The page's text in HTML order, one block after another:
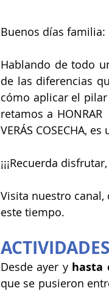
Buenos días familia:
Hablando de todo
de las diferencias
cómo aplicar el pilar
retamos a
VERÁS COSECHA,
¡¡¡Recuerda
Visita nuestro
este tiempo.
Desde ayer y hasta
que se pusieron